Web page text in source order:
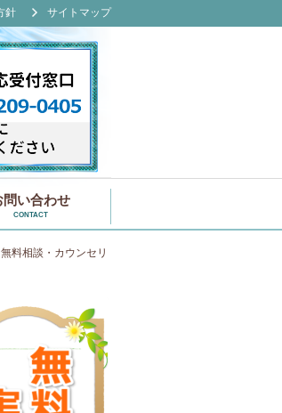
問い合わせ
CONTACT
料相談・カウンセリ
針 サイトマップ